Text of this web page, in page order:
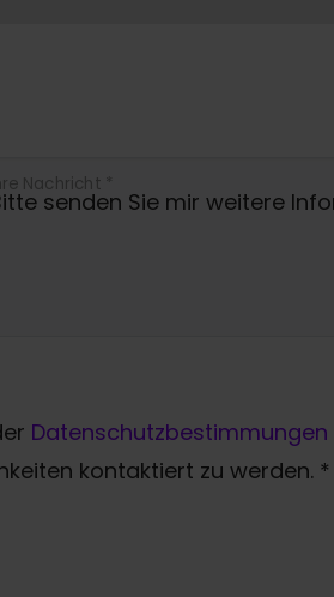
Nachricht *
Datenschutzbestimmungen
kontaktiert zu werden. *